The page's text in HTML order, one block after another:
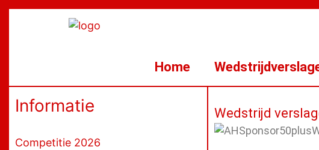
Ga
Home
Informatie
Competitie 2026
Wedstrijd